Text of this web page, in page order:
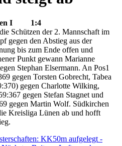
I 1:4
Schützen der 2. Mannschaft im
gegen den Abstieg aus der
bis zum Ende offen und
Punkt gewann Marianne
Stephan Elsermann. An Pos1
gegen Torsten Gobrecht, Tabea
gegen Charlotte Wilking,
gegen Stefan Stagnet und
gegen Martin Wolf. Südkirchen
Kreisliga Lünen ab und hofft
KK50m aufgelegt -